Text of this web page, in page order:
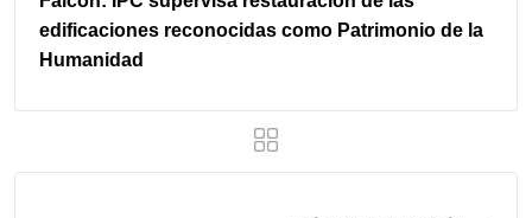
edificaciones reconocidas como Patrimonio de la
Humanidad